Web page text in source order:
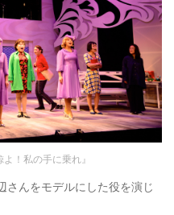
！私の手に乗れ』
さんをモデルにした役を演じ